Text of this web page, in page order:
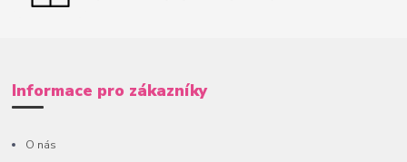
Informace pro zákazníky
O nás